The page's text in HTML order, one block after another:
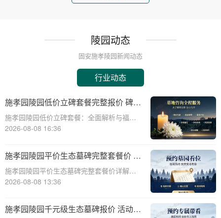
陵园动态
固安施孝陵园新闻动态
行业动态
施孝园陵园低价立碑套餐完整报价 碑体
耗材全部包含在内详解与福利活动介绍
施孝园陵园低价立碑套餐：全面解析与福利
活动介绍☎ 施孝园陵园电话:400-838-5063
题。施孝园陵园，作为一家致力于提供高质
量、个性化殡葬服务的陵园，始终秉持
2026-08-08 16:36
施孝园陵园平价生态墓碑完整套餐价 刻
字绿化全部包含在内详解与选购指南
施孝园陵园平价生态墓碑完整套餐价详解与
选购指南☎ 施孝园陵园电话:400-838-5063
注重环保和个性化。施孝园陵园提供的平价
生态墓碑完整套餐，正是顺应这一趋
2026-08-08 13:36
施孝园陵园千元级生态墓碑报价 活动期